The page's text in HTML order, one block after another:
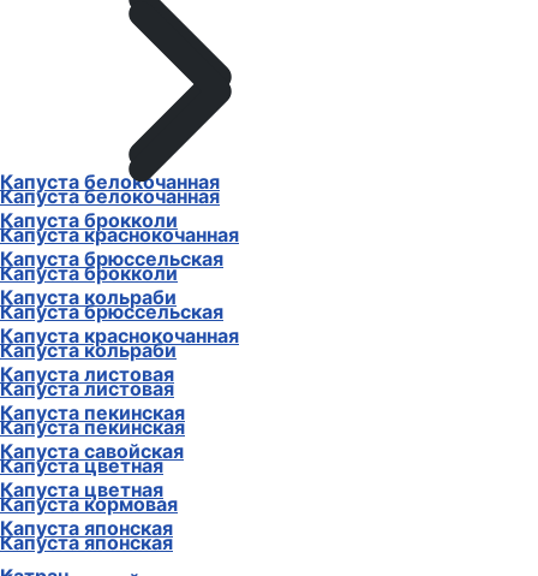
Капуста белокочанная
Капуста брокколи
Капуста брюссельская
Капуста кольраби
Капуста краснокочанная
Капуста листовая
Капуста пекинская
Капуста савойская
Капуста цветная
Капуста японская
Капуста белокочанная
Капуста краснокочанная
Капуста брокколи
Капуста брюссельская
Капуста кольраби
Капуста листовая
Капуста пекинская
Капуста цветная
Капуста кормовая
Капуста японская